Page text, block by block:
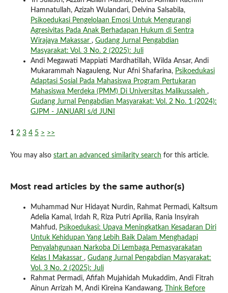
Hamnatullah, Azizah Wulandari, Delvina Salsabila,
Psikoedukasi Pengelolaan Emosi Untuk Mengurangi
Agresivitas Pada Anak Berhadapan Hukum di Sentra
Wirajaya Makassar , Gudang Jurnal Pengabdian
Masyarakat: Vol. 3 No. 2 (2025): Juli
Andi Megawati Mappiati Mardhatillah, Wilda Ansar, Andi
Mukarammah Nagauleng, Nur Afni Shafarina, Psikoedukasi
Adaptasi Sosial Pada Mahasiswa Program Pertukaran
Mahasiswa Merdeka (PMM) Di Universitas Malikussaleh ,
Gudang Jurnal Pengabdian Masyarakat: Vol. 2 No. 1 (2024):
GJPM - JANUARI s/d JUNI
1 2 3 4 5 > >>
You may also start an advanced similarity search for this article.
Most read articles by the same author(s)
Muhammad Nur Hidayat Nurdin, Rahmat Permadi, Kaltsum
Adelia Kamal, Irdah R, Riza Putri Aprilia, Rania Insyirah
Mahfud, Psikoedukasi: Upaya Meningkatkan Kesadaran Diri
Untuk Kehidupan Yang Lebih Baik Dalam Menghadapi
Penyalahgunaan Narkoba Di Lembaga Pemasyarakatan
Kelas I Makassar , Gudang Jurnal Pengabdian Masyarakat:
Vol. 3 No. 2 (2025): Juli
Rahmat Permadi, Afifah Mujahidah Mukaddim, Andi Fitrah
Ainun Arrizah M, Andi Kireina Kandawang,
Think Before